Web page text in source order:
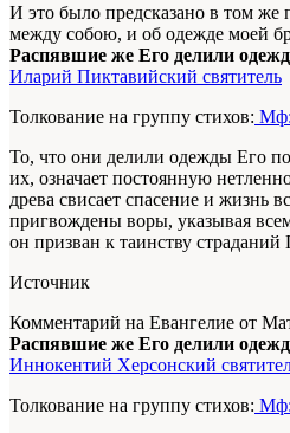
И это было предсказано в том же
между собою, и об одежде моей
Распявшие же Его делили
Иларий Пиктавийский святитель
Толкование на группу стихов: Мф:
То, что они делили одежды Его
их, означает постоянную
древа свисает спасение и жизнь
пригвождены воры, указывая
он призван к таинству страданий
Источник
Комментарий на Евангелие от
Распявшие же Его делили
Иннокентий Херсонский
Толкование на группу стихов: Мф: